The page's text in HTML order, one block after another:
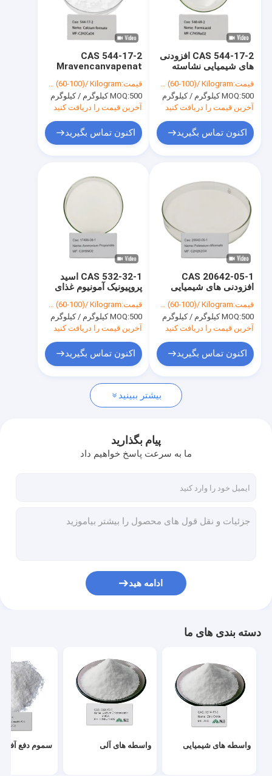
محصولات
درباره ما
با ما تماس بگیرید
واسطه های شیمیایی
سموم دفع آفات
نیکوتین و واسطه های پیرتروئید
افزودنی های مواد غذایی
CAS 544-17-2
Mravencanvapenat
C2H2CaO4
قیمت:USD (60-100)/ Kilogram
MOQ:500 کیلوگرم / کیلوگرم
آخرین قیمت را دریافت کنید
اکنون تماس بگیرید
CAS 544-17-2 افزودنی
های شیمیایی نشاسته
با فرمت کلسیم
قیمت:USD (60-100)/ Kilogram
MOQ:500 کیلوگرم / کیلوگرم
آخرین قیمت را دریافت کنید
اکنون تماس بگیرید
CAS 532-32-1 اسید
پروپیونیک آمونیوم غذای
C3H9NO2
قیمت:USD (60-100)/ Kilogram
MOQ:500 کیلوگرم / کیلوگرم
آخرین قیمت را دریافت کنید
اکنون تماس بگیرید
CAS 20642-05-1
افزودنی های شیمیایی
غذایی دی فرمت پتاسیم
قیمت:USD (60-100)/ Kilogram
MOQ:500 کیلوگرم / کیلوگرم
آخرین قیمت را دریافت کنید
اکنون تماس بگیرید
بیشتر ببینید
پیام بگذارید
ما به سرعت پاسخ خواهیم داد
ادامه هید
دسته بندی های ما
واسطه های شیمیایی واسطه های آلی سموم دفع آفات